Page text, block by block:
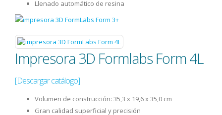
Llenado automático de resina
Impresora 3D Formlabs Form 4L
[Descargar catálogo]
Volumen de construcción: 35,3 x 19,6 x 35,0 cm
Gran calidad superficial y precisión